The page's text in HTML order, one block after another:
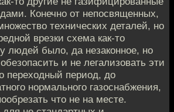
Конечно от непосвященных,
технических деталей, но
врезки схема как-то
людей было, да незаконное, но
и не легализовать эти
переходный период, до
нормального газоснабжения,
что не на месте.